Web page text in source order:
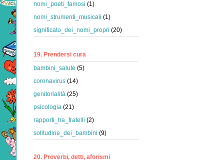
nomi_poeti_famosi (1)
nomi_strumenti_musicali (1)
significato_dei_nomi_propri (20)
19. Prendersi cura
bambini_salute (5)
coronavirus (14)
genitorialità (25)
psicologia (21)
rapporti_tra_fratelli (2)
solitudine_dei_bambini (9)
20. Proverbi, detti, aforismi